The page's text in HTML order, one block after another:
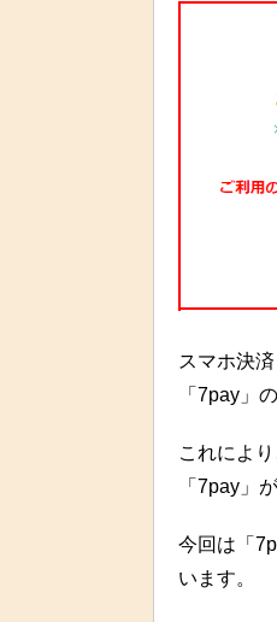
スマホ決
「7pay」
これによ
「7pay」
今回は「
います。